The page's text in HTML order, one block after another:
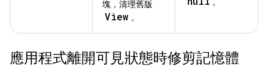
塊，清理舊版
View 。
應用程式離開可見狀態時修剪記憶體